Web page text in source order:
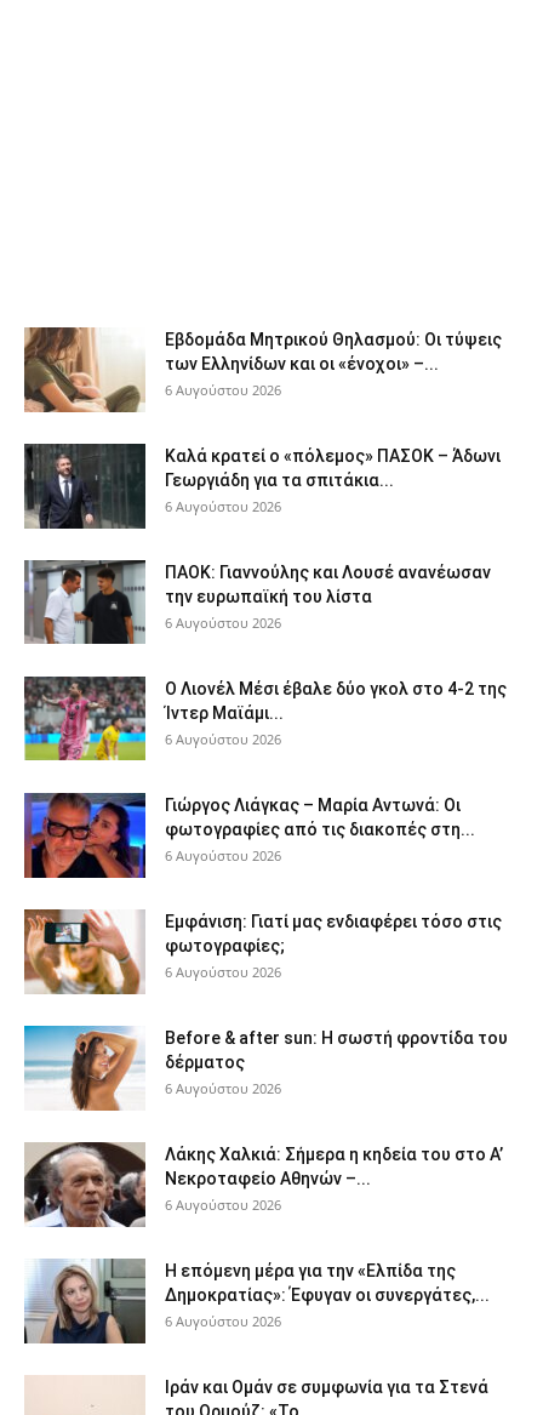
Εβδομάδα Μητρικού Θηλασμού: Οι τύψεις
των Ελληνίδων και οι «ένοχοι» –...
6 Αυγούστου 2026
Καλά κρατεί ο «πόλεμος» ΠΑΣΟΚ – Άδωνι
Γεωργιάδη για τα σπιτάκια...
6 Αυγούστου 2026
ΠΑΟΚ: Γιαννούλης και Λουσέ ανανέωσαν
την ευρωπαϊκή του λίστα
6 Αυγούστου 2026
Ο Λιονέλ Μέσι έβαλε δύο γκολ στο 4-2 της
Ίντερ Μαϊάμι...
6 Αυγούστου 2026
Γιώργος Λιάγκας – Μαρία Αντωνά: Οι
φωτογραφίες από τις διακοπές στη...
6 Αυγούστου 2026
Εμφάνιση: Γιατί μας ενδιαφέρει τόσο στις
φωτογραφίες;
6 Αυγούστου 2026
Before & after sun: Η σωστή φροντίδα του
δέρματος
6 Αυγούστου 2026
Λάκης Χαλκιά: Σήμερα η κηδεία του στο Α’
Νεκροταφείο Αθηνών –...
6 Αυγούστου 2026
Η επόμενη μέρα για την «Ελπίδα της
Δημοκρατίας»: Έφυγαν οι συνεργάτες,...
6 Αυγούστου 2026
Ιράν και Ομάν σε συμφωνία για τα Στενά